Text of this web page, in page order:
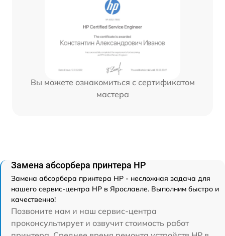
Вы можете ознакомиться с сертификатом
мастера
Замена абсорбера принтера HP
Замена абсорбера принтера HP - несложная задача для
нашего сервис-центра HP в Ярославле. Выполним быстро и
качественно!
Позвоните нам и наш сервис-центра
проконсультирует и озвучит стоимость работ